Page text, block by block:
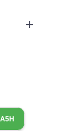
A5H